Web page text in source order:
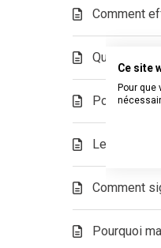
Comment
Quelles
Pourquoi
Les
Comment
Pourquoi
Ce site
Pour